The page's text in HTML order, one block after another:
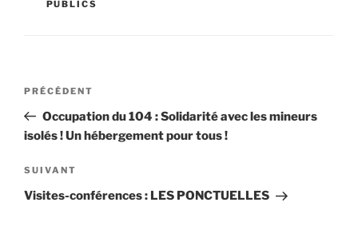
PUBLICS
Navigation
l’article
Article
précédent
PRÉCÉDENT
Occupation du 104 : Solidarité avec les mineurs
isolés ! Un hébergement pour tous !
Article
suivant
SUIVANT
Visites-conférences : LES PONCTUELLES